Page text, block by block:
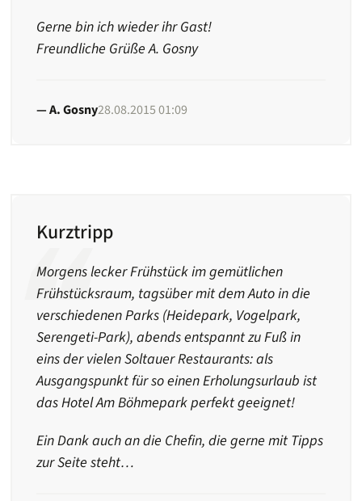
Gerne bin ich wieder ihr Gast!
Freundliche Grüße A. Gosny
A. Gosny28.08.2015 01:09
Kurztripp
Morgens lecker Frühstück im gemütlichen
Frühstücksraum, tagsüber mit dem Auto in die
verschiedenen Parks (Heidepark, Vogelpark,
Serengeti-Park), abends entspannt zu Fuß in
eins der vielen Soltauer Restaurants: als
Ausgangspunkt für so einen Erholungsurlaub ist
das Hotel Am Böhmepark perfekt geeignet!
Ein Dank auch an die Chefin, die gerne mit Tipps
zur Seite steht…